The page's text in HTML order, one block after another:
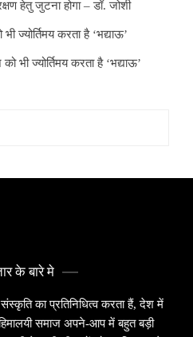
हेतु जुटना होगा – डॉ. जोशी
ज्योर्तिमय करता है ‘भद्याऊ’
भी ज्योर्तिमय करता है ‘भद्याऊ’
के बारे मे
संस्कृति का प्रतिनिधित्व करता हैं, देश में
समाज अपने-आप में बहुत बड़ी